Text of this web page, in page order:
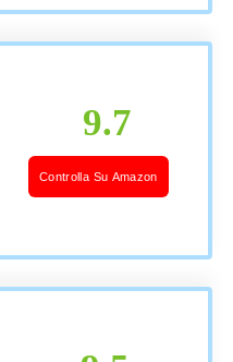
9.7
Controlla Su Amazon